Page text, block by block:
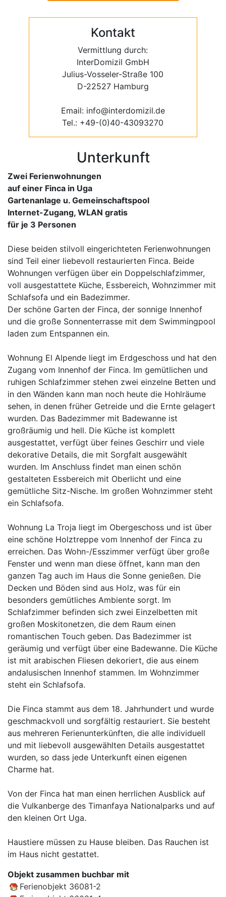
Kontakt
Vermittlung durch:
InterDomizil GmbH
Julius-Vosseler-Straße 100
D-22527 Hamburg
Email: info@interdomizil.de
Tel.: +49-(0)40-43093270
Unterkunft
Zwei Ferienwohnungen
auf einer Finca in Uga
Gartenanlage u. Gemeinschaftspool
Internet-Zugang, WLAN gratis
für je 3 Personen
Diese beiden stilvoll eingerichteten Ferienwohnungen
sind Teil einer liebevoll restaurierten Finca. Beide
Wohnungen verfügen über ein Doppelschlafzimmer,
voll ausgestattete Küche, Essbereich, Wohnzimmer mit
Schlafsofa und ein Badezimmer.
Der schöne Garten der Finca, der sonnige Innenhof
und die große Sonnenterrasse mit dem Swimmingpool
laden zum Entspannen ein.
Wohnung El Alpende liegt im Erdgeschoss und hat den
Zugang vom Innenhof der Finca. Im gemütlichen und
ruhigen Schlafzimmer stehen zwei einzelne Betten und
in den Wänden kann man noch heute die Hohlräume
sehen, in denen früher Getreide und die Ernte gelagert
wurden. Das Badezimmer mit Badewanne ist
großräumig und hell. Die Küche ist komplett
ausgestattet, verfügt über feines Geschirr und viele
dekorative Details, die mit Sorgfalt ausgewählt
wurden. Im Anschluss findet man einen schön
gestalteten Essbereich mit Oberlicht und eine
gemütliche Sitz-Nische. Im großen Wohnzimmer steht
ein Schlafsofa.
Wohnung La Troja liegt im Obergeschoss und ist über
eine schöne Holztreppe vom Innenhof der Finca zu
erreichen. Das Wohn-/Esszimmer verfügt über große
Fenster und wenn man diese öffnet, kann man den
ganzen Tag auch im Haus die Sonne genießen. Die
Decken und Böden sind aus Holz, was für ein
besonders gemütliches Ambiente sorgt. Im
Schlafzimmer befinden sich zwei Einzelbetten mit
großen Moskitonetzen, die dem Raum einen
romantischen Touch geben. Das Badezimmer ist
geräumig und verfügt über eine Badewanne. Die Küche
ist mit arabischen Fliesen dekoriert, die aus einem
andalusischen Innenhof stammen. Im Wohnzimmer
steht ein Schlafsofa.
Die Finca stammt aus dem 18. Jahrhundert und wurde
geschmackvoll und sorgfältig restauriert. Sie besteht
aus mehreren Ferienunterkünften, die alle individuell
und mit liebevoll ausgewählten Details ausgestattet
wurden, so dass jede Unterkunft einen eigenen
Charme hat.
Von der Finca hat man einen herrlichen Ausblick auf
die Vulkanberge des Timanfaya Nationalparks und auf
den kleinen Ort Uga.
Haustiere müssen zu Hause bleiben. Das Rauchen ist
im Haus nicht gestattet.
Objekt zusammen buchbar mit
Ferienobjekt 36081-2